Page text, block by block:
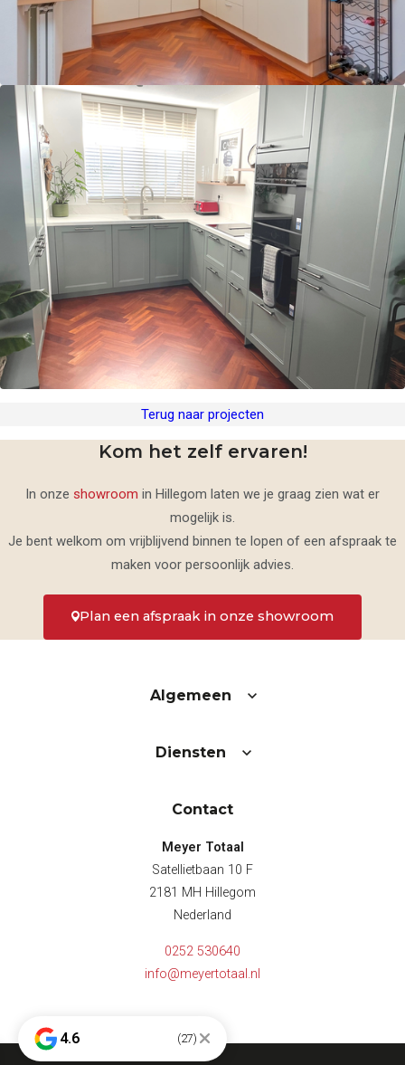
Afspraak maken
Blog
Projecten
Referenties
aanvragen
Video Wonen zonder
zorgen 65+
Doe de Toekomstklaar
Test
Veilige badkamer voor
senioren
Levensloopbestendige
keuken voor senioren
Over ons
Onze werkwijze
Ontdek onze showroom
Vacatures
Contact
Terug naar projecten
Kom het zelf ervaren!
In onze showroom in Hillegom laten we je graag zien wat er
mogelijk is.
Je bent welkom om vrijblijvend binnen te lopen of een afspraak te
maken voor persoonlijk advies.
Plan een afspraak in onze showroom
Algemeen
Diensten
Contact
Meyer Totaal
Satellietbaan 10 F
2181 MH Hillegom
Nederland
0252 530640
info@meyertotaal.nl
4.6 (27)